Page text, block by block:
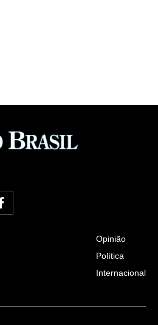
Facebook
Opinião
Política
Internacional